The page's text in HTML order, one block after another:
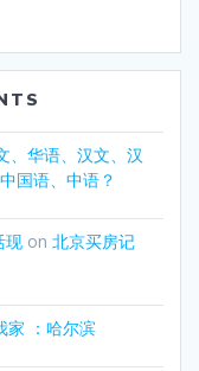
、华语、汉文、汉
国语、中语？
现on 北京买房记
家 ：哈尔滨